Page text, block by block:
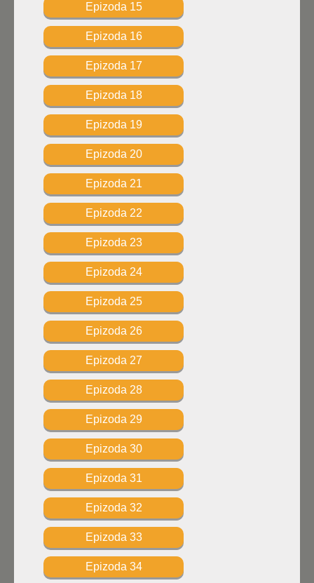
Epizoda 15
Epizoda 16
Epizoda 17
Epizoda 18
Epizoda 19
Epizoda 20
Epizoda 21
Epizoda 22
Epizoda 23
Epizoda 24
Epizoda 25
Epizoda 26
Epizoda 27
Epizoda 28
Epizoda 29
Epizoda 30
Epizoda 31
Epizoda 32
Epizoda 33
Epizoda 34